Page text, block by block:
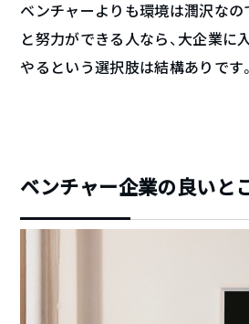
ベンチャーよりも環境は潤沢なの
と努力ができる人なら、大企業に
やるという選択肢は結構ありです。
ベンチャー企業の良いと